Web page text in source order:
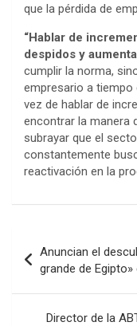
que la pérdida de
“Hablar de
despidos y
cumplir la norma,
empresario a tiempo
vez de hablar de
encontrar la manera
subrayar que el
constantemente
reactivación en la
de
entradas
Anuncian el
grande de Egipto»
Director de la